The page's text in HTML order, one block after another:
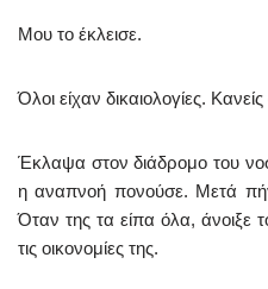
Μου το έκλεισε.
Όλοι είχαν δικαιολογίες.
Έκλαψα στον διάδρομο του
η αναπνοή πονούσε. Μετά
Όταν της τα είπα όλα, άνοιξε
τις οικονομίες της.